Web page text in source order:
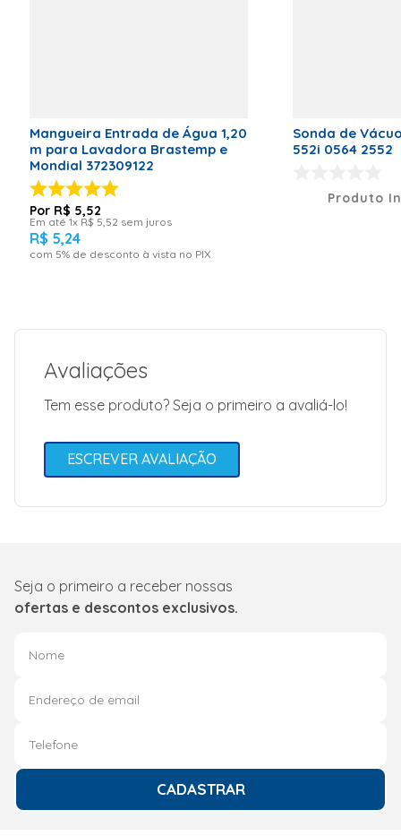
Mangueira Entrada de Água 1,20
m para Lavadora Brastemp e
Mondial 372309122
R$ 5,52
Em até 1x R$ 5 52 sem juros
R$ 5,24
com 5% de desconto à vista no PIX
Sonda de
552i 0564 2552
Produto
Avaliações
Tem esse produto? Seja o primeiro a avaliá-lo!
ESCREVER AVALIAÇÃO
Seja o primeiro a receber nossas
ofertas e descontos exclusivos.
CADASTRAR